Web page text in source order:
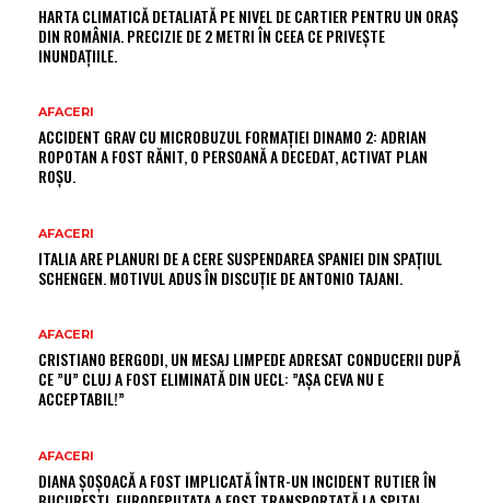
HARTA CLIMATICĂ DETALIATĂ PE NIVEL DE CARTIER PENTRU UN ORAȘ
DIN ROMÂNIA. PRECIZIE DE 2 METRI ÎN CEEA CE PRIVEȘTE
INUNDAȚIILE.
AFACERI
ACCIDENT GRAV CU MICROBUZUL FORMAȚIEI DINAMO 2: ADRIAN
ROPOTAN A FOST RĂNIT, O PERSOANĂ A DECEDAT, ACTIVAT PLAN
ROȘU.
AFACERI
ITALIA ARE PLANURI DE A CERE SUSPENDAREA SPANIEI DIN SPAȚIUL
SCHENGEN. MOTIVUL ADUS ÎN DISCUȚIE DE ANTONIO TAJANI.
AFACERI
CRISTIANO BERGODI, UN MESAJ LIMPEDE ADRESAT CONDUCERII DUPĂ
CE ”U” CLUJ A FOST ELIMINATĂ DIN UECL: ”AȘA CEVA NU E
ACCEPTABIL!”
AFACERI
DIANA ȘOȘOACĂ A FOST IMPLICATĂ ÎNTR-UN INCIDENT RUTIER ÎN